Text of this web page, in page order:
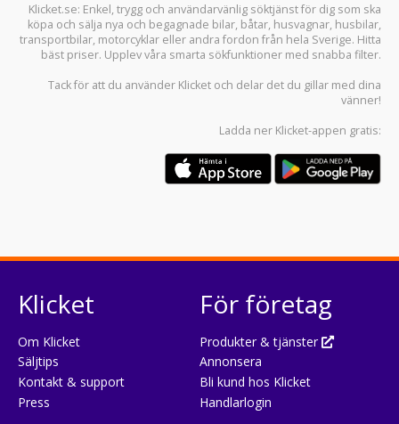
Klicket.se: Enkel, trygg och användarvänlig söktjänst för dig som ska
köpa och sälja nya och begagnade bilar, båtar, husvagnar, husbilar,
transportbilar, motorcyklar eller andra fordon från hela Sverige. Hitta
bäst priser. Upplev våra smarta sökfunktioner med snabba filter.
Tack för att du använder Klicket och delar det du gillar med dina
vänner!
Ladda ner Klicket-appen gratis:
Klicket
Om Klicket
Säljtips
Kontakt & support
Press
För företag
Produkter & tjänster
Annonsera
Bli kund hos Klicket
Handlarlogin